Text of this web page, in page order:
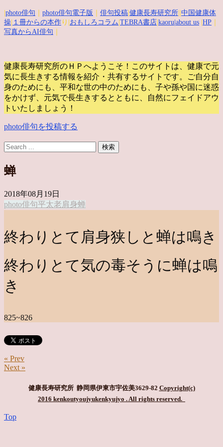
photo俳句 photo俳句電子版 俳句投稿 健康長寿研究所 中国健康体
操 １冊からの本作 り| おもしろコラム TEBRA書店 kaoru |about us HP
写真からAI俳句
健康長寿研究所のＨＰへようこそ！このサイトは、健康で元
気に長生きする情報を紹介・共有するサイトです。
ご自分自
身のためにも、平和な世の中のためにも、子や孫や国に迷惑
をかけず、元気で長生きするとともに、自然にフェイドアウ
トいたしましょう！
photo俳句を投稿する
蝉
2018年08月19日
photo俳句平太老肩身蝉
終わりとて肩身狭しと蝉は鳴き
終わりとて気の毒そうに蝉は鳴
き
825~826
« Prev
Next »
健康長寿研究所 静岡県伊東市宇佐美3629-82 Copyright(c)
2016 kenkoutyoujyukenkyujyo . All rights reserved.
Top